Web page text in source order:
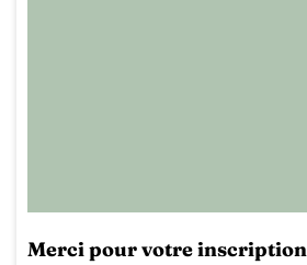
Merci pour votre inscription